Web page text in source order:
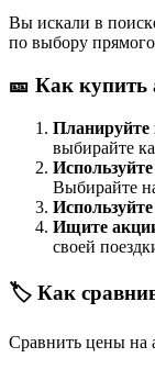
Вы искали в
по выбору
🎫 Как купить
Планируйте
выбирайте
Выбирайте
Ищите
своей
🏷️ Как
Сравнить цены на